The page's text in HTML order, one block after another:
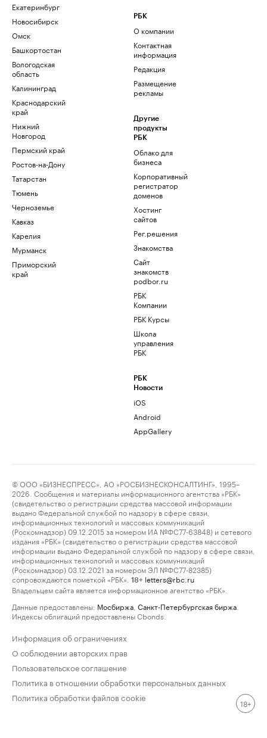
Екатеринбург
Новосибирск
Омск
Башкортостан
Вологодская
область
Калининград
Краснодарский
край
Нижний
Новгород
Пермский край
Ростов-на-Дону
Татарстан
Тюмень
Черноземье
Кавказ
Карелия
Мурманск
Приморский
край
РБК
О компании
Контактная
информация
Редакция
Размещение
рекламы
Другие
продукты
РБК
Облако для
бизнеса
Корпоративный
регистратор
доменов
Хостинг
сайтов
Рег.решения
Знакомства
Сайт
знакомств
podbor.ru
РБК
Компании
РБК Курсы
Школа
управления
РБК
РБК
Новости
iOS
Android
AppGallery
© ООО «БИЗНЕСПРЕСС», АО «РОСБИЗНЕСКОНСАЛТИНГ», 1995–
2026. Сообщения и материалы информационного агентства «РБК»
(свидетельство о регистрации средства массовой информации
выдано Федеральной службой по надзору в сфере связи,
информационных технологий и массовых коммуникаций
(Роскомнадзор) 09.12.2015 за номером ИА №ФС77-63848) и сетевого
издания «РБК» (свидетельство о регистрации средства массовой
информации выдано Федеральной службой по надзору в сфере связи,
информационных технологий и массовых коммуникаций
(Роскомнадзор) 03.12.2021 за номером ЭЛ №ФС77-82385)
сопровождаются пометкой «РБК».
18+ letters@rbc.ru
Владельцем сайта является информационное агентство «РБК».
Данные предоставлены: Мосбиржа Санкт-Петербургская биржа
Индексы облигаций предоставлены Cbonds.
Информация об ограничениях
О соблюдении авторских прав
Пользовательское соглашение
Политика в отношении обработки персональных данных
Политика обработки файлов cookie
18+